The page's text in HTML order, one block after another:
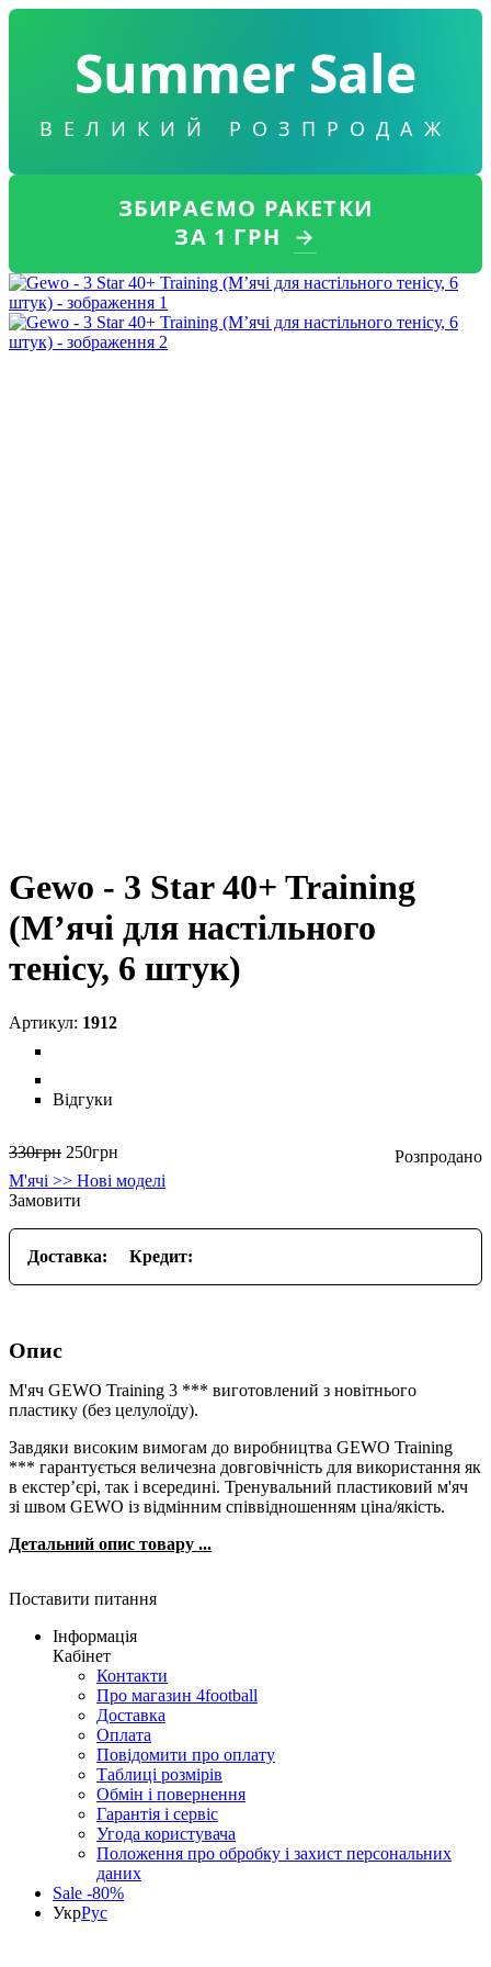
Summer Sale
ВЕЛИКИЙ РОЗПРОДАЖ
ЗБИРАЄМО РАКЕТКИ
ЗА 1 ГРН →
Gewo - 3 Star 40+ Training
(М’ячі для настільного
тенісу, 6 штук)
1912
Відгуки
330грн 250грн
М'ячі >> Нові моделі
Замовити
Доставка: Кредит:
Опис
М'яч GEWO Training 3 *** виготовлений з новітнього
пластику (без целулоїду).
Завдяки високим вимогам до виробництва GEWO Training
*** гарантується величезна довговічність для використання як
в екстер’єрі, так і всередині. Тренувальний пластиковий м'яч
зі швом GEWO із відмінним співвідношенням ціна/якість.
Детальний опис товару ...
Поставити питання
Інформація
Кабінет
Контакти
Про магазин 4football
Доставка
Оплата
Повідомити про оплату
Таблиці розмірів
Обмін і повернення
Гарантія і сервіс
Угода користувача
Положення про обробку і захист персональних
даних
Sale -80%
УкрРус